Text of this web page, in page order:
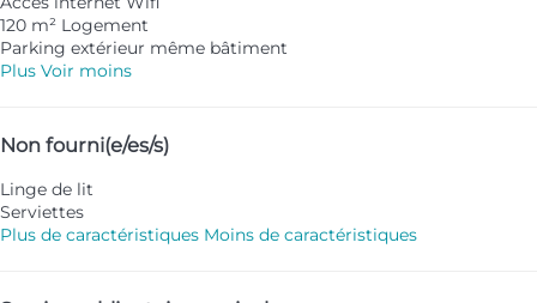
120 m² Logement
Parking extérieur même bâtiment
Plus Voir moins
Non fourni(e/es/s)
Linge de lit
Serviettes
Plus de caractéristiques Moins de caractéristiques